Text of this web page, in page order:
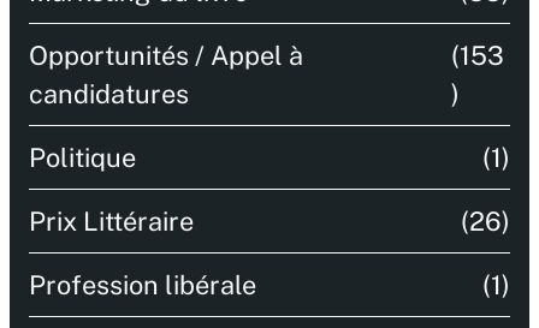
Opportunités / Appel à
candidatures
(153
)
Politique (1)
Prix Littéraire (26)
Profession libérale (1)